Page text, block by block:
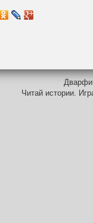
Читай истории.